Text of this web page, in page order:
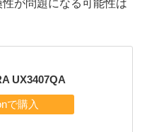
が問題になる可能性は
UX3407QA